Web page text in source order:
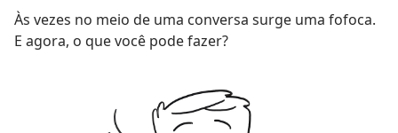
Às vezes no meio de uma conversa surge uma fofoca.
E agora, o que você pode fazer?